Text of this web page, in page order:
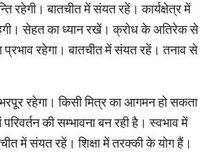
रहेगी। बातचीत में संयत रहें। कार्यक्षेत्र में
सेहत का ध्यान रखें। क्रोध के अतिरेक से
प्रभाव रहेगा। बातचीत में संयत रहें। तनाव से
रहेगा। किसी मित्र का आगमन हो सकता
की सम्भावना बन रही है। स्वभाव में
में संयत रहें। श‍िक्षा में तरक्‍की के योग हैं।